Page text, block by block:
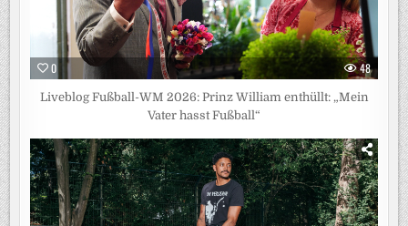
0 48
Liveblog Fußball-WM 2026: Prinz William enthüllt: „Mein
Vater hasst Fußball“